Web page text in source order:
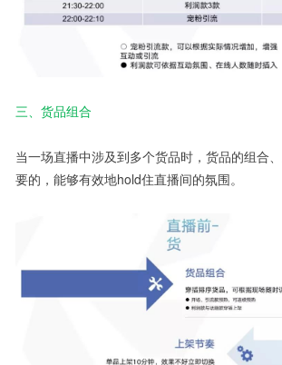
三、货品组合
当一场直播中涉及到多个货品时，货品的组合
要的，能够有效地hold住直播间的氛围。